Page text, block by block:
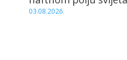
03.08.2026.